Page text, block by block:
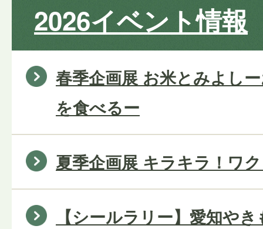
2026イベント情報
春季企画展 お米とみよし
を食べるー
夏季企画展 キラキラ！ワ
【シールラリー】愛知や